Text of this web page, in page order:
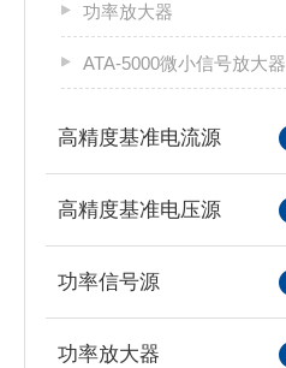
功率放大器
ATA-5000微小信号放大器
高精度基准电流源
高精度基准电压源
功率信号源
功率放大器